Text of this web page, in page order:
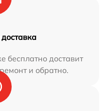
бесплатно доставит
и обратно.